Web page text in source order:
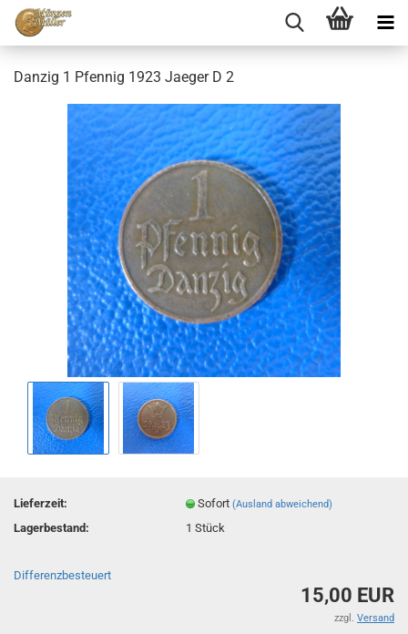
Danzig 1 Pfennig 1923 Jaeger D 2
Lieferzeit: Sofort(Ausland abweichend)
Lagerbestand: 1Stück
Differenzbesteuert
15,00 EUR
zzgl. Versand